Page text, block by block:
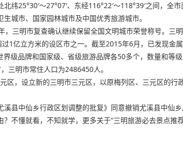
纬25°30′～27°07′、东经116°22′～118°39′之间，
城市、国家园林城市及中国优秀旅游城市。
，三明市复查确认继续保留全国文明城市荣誉称号。
1亿立方米的设区市之一。截至2015年6月，已发现金
级品牌和国家级、省级旅游品牌各50多个，数量和
三明市常住人口为2486450人。
区，设立新的三明市三元区，以原梅列区、三元区的
县中仙乡行政区划调整的批复》同意撤销尤溪县中仙
？不懂就看，不知就学，更多关于“三明旅游必去景点